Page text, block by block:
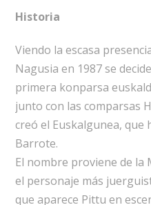
Historia
Viendo la escasa
Nagusia en 1987 se
primera konparsa
junto con las comparsas
creó el Euskalgunea, que
Barrote.
El nombre proviene de la
el personaje más
que aparece Pittu en